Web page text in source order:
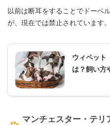
以前は断耳をすることでドーベ
が、現在では禁止されています。
ウィペット
は？飼い方
マンチェスター・テリ